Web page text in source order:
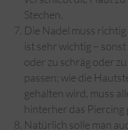
Stechen.
Die Nadel muss
ist sehr wichtig –
oder zu schräg oder
passen; wie die
gehalten wird, muss
hinterher das Piercing
Natürlich solle man